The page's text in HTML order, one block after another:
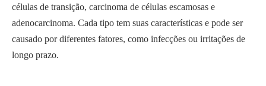
células de transição, carcinoma de células escamosas e
adenocarcinoma. Cada tipo tem suas características e pode ser
causado por diferentes fatores, como infecções ou irritações de
longo prazo.